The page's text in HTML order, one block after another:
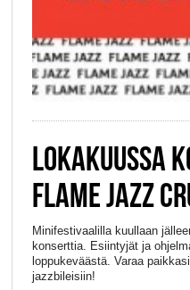
LOKAKUUSSA
FLAME JAZZ
Minifestivaalilla kuullaan
konserttia. Esiintyjät ja
loppukeväästä. Varaa
jazzbileisiin!